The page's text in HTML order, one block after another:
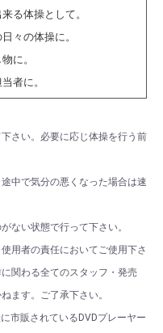
る体操として。
々の体操に。
に。
者に。
さい。必要に応じ体操を行う前
中で気分の悪くなった場合は速
ない状態で行って下さい。
用者の責任においてご使用下さ
関わる全てのスタッフ・発売
ます。ご了承下さい。
市販されているDVDプレーヤー